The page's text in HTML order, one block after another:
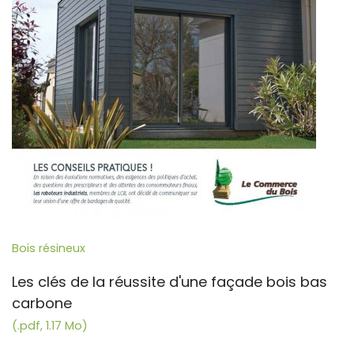
Bois résineux
Les clés de la réussite d'une façade bois bas
carbone
(.pdf, 1.17 Mo)